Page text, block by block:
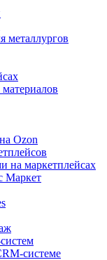
металлургов
Ozon
на маркетплейсах
Маркет
системе